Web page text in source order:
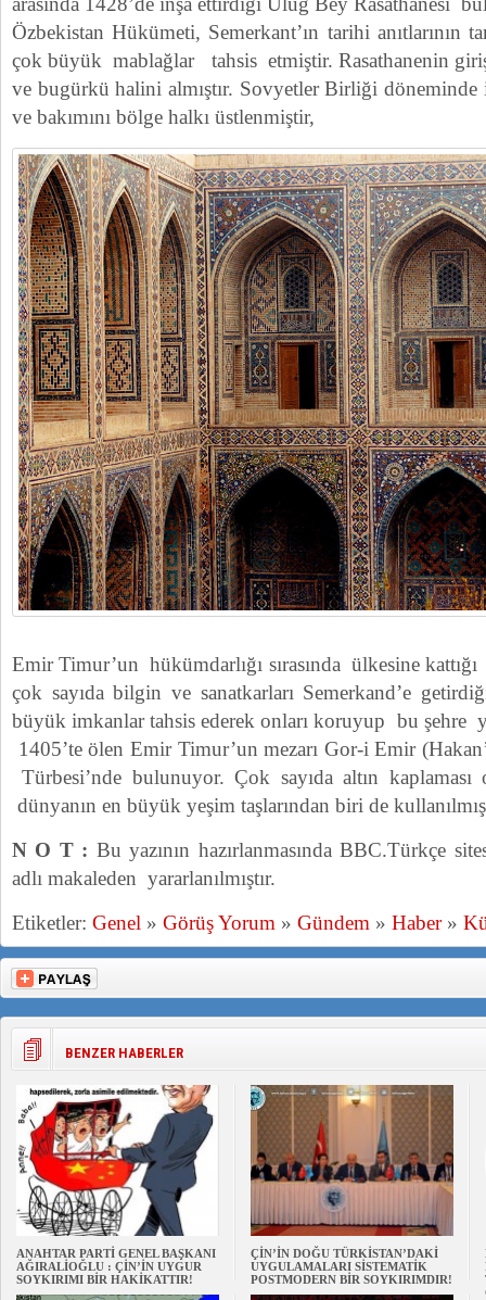
Özbekistan Hükümeti, Semerkant’ın tarihi anıtlarının
çok büyük mablağlar tahsis etmiştir. Rasathanenin giriş
ve bugürkü halini almıştır. Sovyetler Birliği
ve bakımını bölge halkı üstlenmiştir,
Emir Timur’un hükümdarlığı sırasında ülkesine
çok sayıda bilgin ve sanatkarları Semerkand’e
büyük imkanlar tahsis ederek onları koruyup bu şehre
1405’te ölen Emir Timur’un mezarı Gor-i Emir
Türbesi’nde bulunuyor. Çok sayıda altın kaplaması
dünyanın en büyük yeşim taşlarından biri de
N O T : Bu yazının hazırlanmasında BBC.Türkçe
adlı makaleden yararlanılmıştır.
Etiketler: Genel » Görüş Yorum » Gündem » Haber»
BENZER HABERLER
ANAHTAR PARTİ GENEL BAŞKANI
AĞIRALİOĞLU : ÇİN’İN UYGUR
SOYKIRIMI BİR HAKİKATTIR!
ÇİN’İN DOĞU TÜRKİSTAN’DAKİ
UYGULAMALARI SİSTEMATİK
POSTMODERN BİR SOYKIRIMDIR!